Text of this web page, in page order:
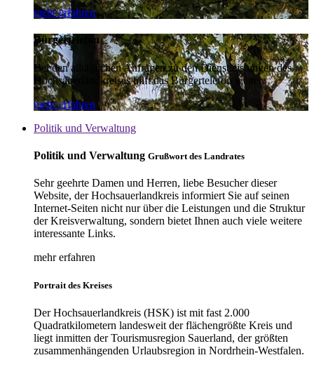
mehr erfahren
Bürgertelefon
Bei den alltäglichen Anfragen zu den Dienstleistungen des
Hochsauerlandkreises hilft das Bürgertelefon weiter.
mehr erfahren
Politik und Verwaltung
Politik und Verwaltung Grußwort des Landrates
Sehr geehrte Damen und Herren, liebe Besucher dieser
Website, der Hochsauerlandkreis informiert Sie auf seinen
Internet-Seiten nicht nur über die Leistungen und die Struktur
der Kreisverwaltung, sondern bietet Ihnen auch viele weitere
interessante Links.
mehr erfahren
Portrait des Kreises
Der Hochsauerlandkreis (HSK) ist mit fast 2.000
Quadratkilometern landesweit der flächengrößte Kreis und
liegt inmitten der Tourismusregion Sauerland, der größten
zusammenhängenden Urlaubsregion in Nordrhein-Westfalen.